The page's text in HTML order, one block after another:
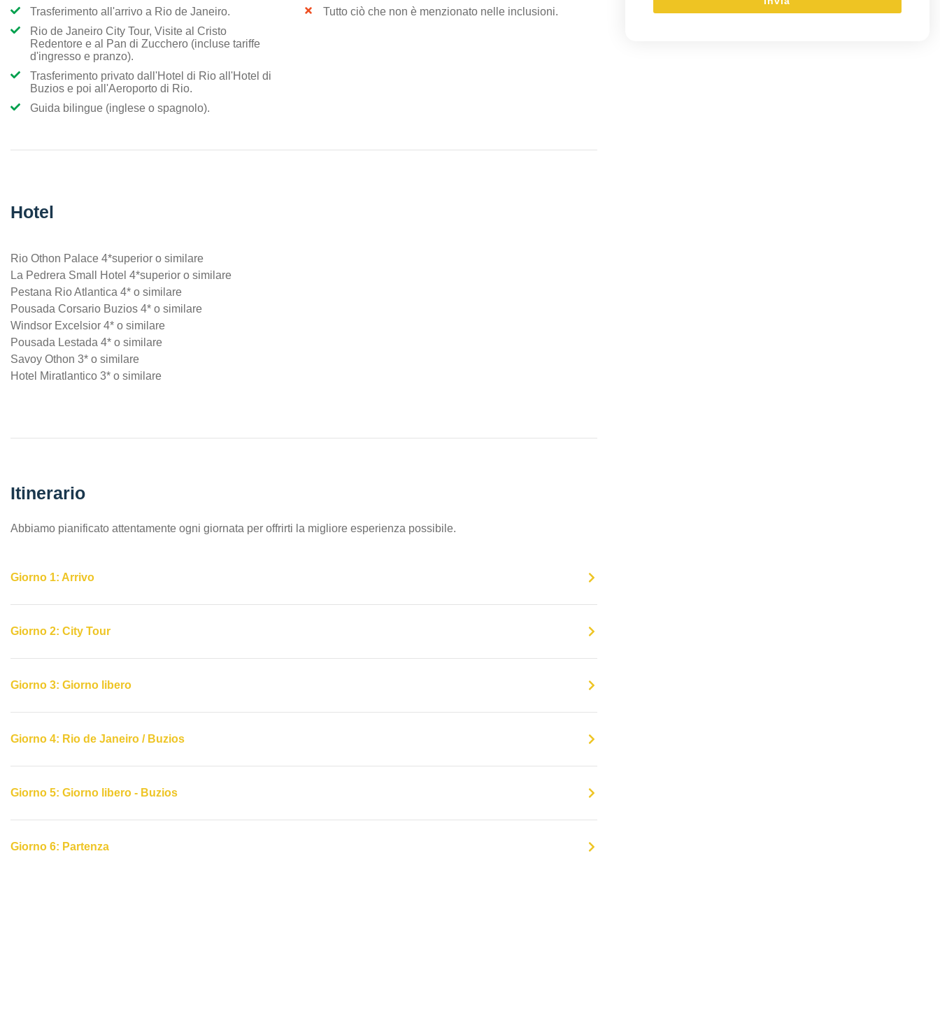
Trasferimento all'arrivo a Rio de Janeiro.
Rio de Janeiro City Tour, Visite al Cristo
Redentore e al Pan di Zucchero (incluse tariffe
d'ingresso e pranzo).
Trasferimento privato dall'Hotel di Rio all'Hotel di
Buzios e poi all'Aeroporto di Rio.
Guida bilingue (inglese o spagnolo).
Tutto ciò che non è menzionato nelle inclusioni.
Hotel
Rio Othon Palace 4*superior o similare
La Pedrera Small Hotel 4*superior o similare
Pestana Rio Atlantica 4* o similare
Pousada Corsario Buzios 4* o similare
Windsor Excelsior 4* o similare
Pousada Lestada 4* o similare
Savoy Othon 3* o similare
Hotel Miratlantico 3* o similare
Itinerario
Abbiamo pianificato attentamente ogni giornata per offrirti la migliore esperienza possibile.
Giorno 1: Arrivo
Giorno 2: City Tour
Giorno 3: Giorno libero
Giorno 4: Rio de Janeiro / Buzios
Giorno 5: Giorno libero - Buzios
Giorno 6: Partenza